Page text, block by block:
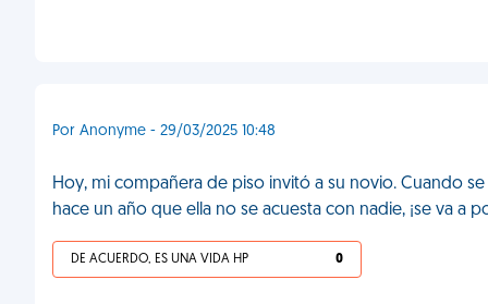
Por Anonyme - 29/03/2025 10:48
Hoy, mi compañera de piso invitó a su novio. Cuando
hace un año que ella no se acuesta con nadie, ¡se va a
DE ACUERDO, ES UNA VIDA HP 0